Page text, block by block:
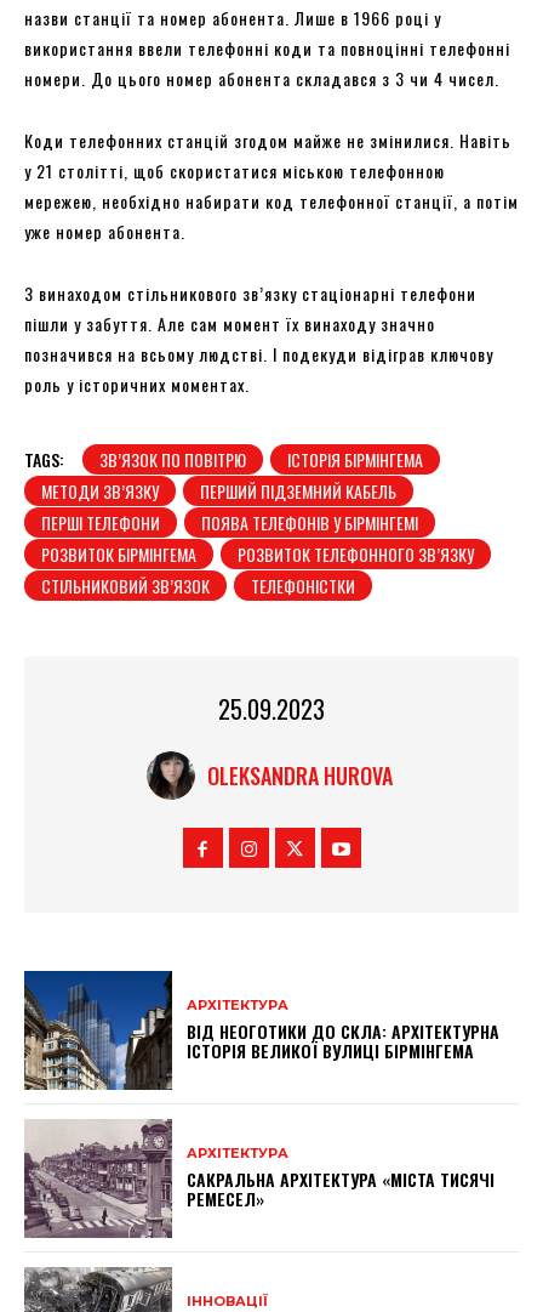
назви станції та номер абонента. Лише в 1966 році у
використання ввели телефонні коди та повноцінні телефонні
номери. До цього номер абонента складався з 3 чи 4 чисел.
Коди телефонних станцій згодом майже не змінилися. Навіть
у 21 столітті, щоб скористатися міською телефонною
мережею, необхідно набирати код телефонної станції, а потім
уже номер абонента.
З винаходом стільникового зв’язку стаціонарні телефони
пішли у забуття. Але сам момент їх винаходу значно
позначився на всьому людстві. І подекуди відіграв ключову
роль у історичних моментах.
TAGS: ЗВ’ЯЗОК ПО ПОВІТРЮ
ІСТОРІЯ БІРМІНГЕМА
МЕТОДИ ЗВ’ЯЗКУ
ПЕРШИЙ ПІДЗЕМНИЙ КАБЕЛЬ
ПЕРШІ ТЕЛЕФОНИ
ПОЯВА ТЕЛЕФОНІВ У БІРМІНГЕМІ
РОЗВИТОК БІРМІНГЕМА
РОЗВИТОК ТЕЛЕФОННОГО ЗВ’ЯЗКУ
СТІЛЬНИКОВИЙ ЗВ’ЯЗОК
ТЕЛЕФОНІСТКИ
25.09.2023
OLEKSANDRA HUROVA
АРХІТЕКТУРА
ВІД НЕОГОТИКИ ДО СКЛА: АРХІТЕКТУРНА
ІСТОРІЯ ВЕЛИКОЇ ВУЛИЦІ БІРМІНГЕМА
АРХІТЕКТУРА
САКРАЛЬНА АРХІТЕКТУРА «МІСТА ТИСЯЧІ
РЕМЕСЕЛ»
ІННОВАЦІЇ